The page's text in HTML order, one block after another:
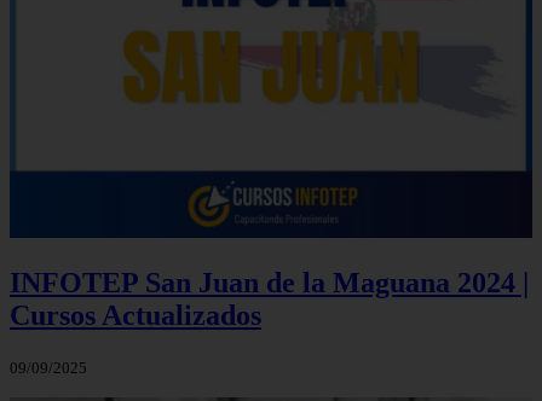
INFOTEP San Juan de la Maguana 2024 |
Cursos Actualizados
09/09/2025